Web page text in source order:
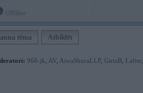
tēma Atbildēt
968-jk AV AiwaShuraLLP, GirtzB Lafter